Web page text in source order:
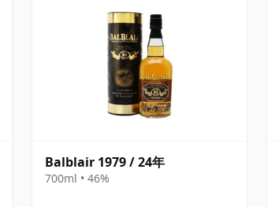
Balblair 1979 / 24年
700ml • 46%